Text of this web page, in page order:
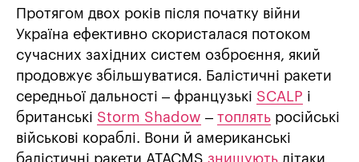
Протягом двох років після початку війни
Україна ефективно скористалася потоком
сучасних західних систем озброєння, який
продовжує збільшуватися. Балістичні ракети
середньої дальності – французькі SCALP і
британські Storm Shadow – топлять російські
військові кораблі. Вони й американські
балістичні ракети ATACMS знищують літаки